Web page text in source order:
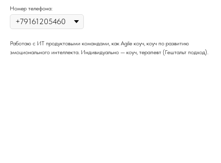
Номер телефона:
Работаю с ИТ продуктовыми командами, как Agile коуч, коуч по развитию
эмоционального интеллекта. Индивидуально — коуч, терапевт (Гештальт подход).